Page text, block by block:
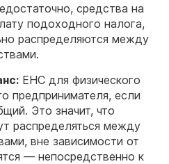
средства на
подоходного налога,
распределяются между
ЕНС для физического
предпринимателя, если
Это значит, что
распределяться между
вне зависимости от
— непосредственно к